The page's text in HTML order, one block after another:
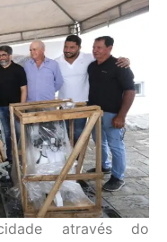
através do